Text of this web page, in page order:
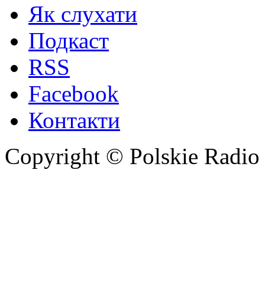
Як слухати
Подкаст
RSS
Facebook
Контакти
Copyright © Polskie